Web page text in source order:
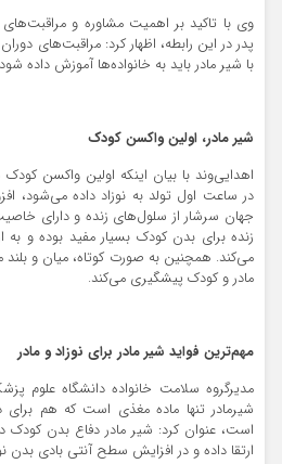
وی با تاکید بر اهمیت مشاوره و مراقبت‌های
پدر در این رابطه، اظهار کرد: مراقبت‌های
با شیر مادر باید به خانواده‌ها آموزش داده
شیر مادر، اولین واکسن کودک
اهدایی‌وند با بیان اینکه اولین واکسن
در ساعت اول تولد به نوزاد داده می‌شود،
جهان سرشار از سلول‌های زنده و دارای
زنده برای بدن کودک بسیار مفید بوده و
می‌کند. همچنین به صورت کوتاه، میان و بلند
مادر و کودک پیشگیری می‌کند.
مهم‌ترین فواید شیر مادر برای نوزاد و مادر
مدیرگروه سلامت خانواده دانشگاه علوم
شیرمادر تنها ماده مغذی است که هم برای
است، عنوان کرد: شیر مادر دفاع بدن کودک
ارتقا داده و در افزایش سطح آنتی بادی بدن